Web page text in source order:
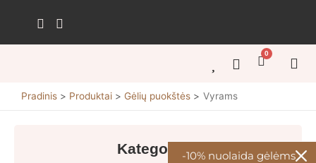
0
Cart
Pradinis Produktai Gėlių puokštės Vyrams
Kategorijos-10% nuolaida gėlėms